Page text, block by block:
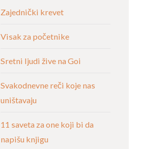
Zajednički krevet
Visak za početnike
Sretni ljudi žive na Goi
Svakodnevne reči koje nas
uništavaju
11 saveta za one koji bi da
napišu knjigu